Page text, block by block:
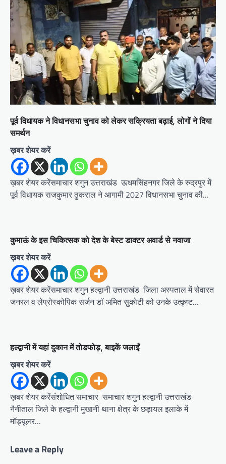
t
i
o
n
पूर्व विधायक ने विधानसभा चुनाव को लेकर सक्रियता बढ़ाई, लोगों ने दिया
समर्थन
ख़बर शेयर करें
ख़बर शेयर करेंसमाचार शगुन उत्तराखंड ऊधमसिंहनगर जिले के रुद्रपुर में
पूर्व विधायक राजकुमार ठुकराल ने आगामी 2027 विधानसभा चुनाव की…
कुमाऊं के इस चिकित्सक को देश के बेस्ट डाक्टर अवार्ड से नवाजा
ख़बर शेयर करें
ख़बर शेयर करेंसमाचार शगुन हल्द्वानी उत्तराखंड जिला अस्पताल में सेवारत
जनरल व लेप्रोस्कोपिक सर्जन डॉ अमित सुकोटी को उनके उत्कृष्ट…
हल्द्वानी में यहां दुकान में तोडफोड़, बाइकें जलाईं
ख़बर शेयर करें
ख़बर शेयर करेंसंशोधित समाचार समाचार शगुन हल्द्वानी उत्तराखंड
नैनीताल जिले के हल्द्वानी मुखानी थाना क्षेत्र के छड़ायल इलाके में
मॉड्यूलर…
Leave a Reply